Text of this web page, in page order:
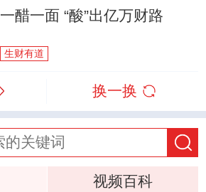
一醋一面 “酸”出亿万财路
生财有道
换一换
视频百科